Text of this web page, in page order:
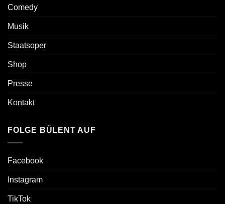
Comedy
Musik
Staatsoper
Shop
Presse
Kontakt
FOLGE BÜLENT AUF
Facebook
Instagram
TikTok